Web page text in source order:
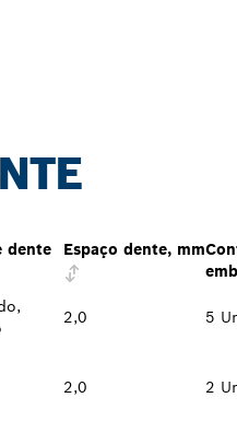
dente Espaço dente, mm
2,0 5
2,0 2